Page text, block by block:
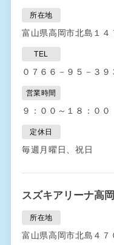
所在地
富山県高岡市北島１４
TEL
０７６６－９５－３９
営業時間
９：００～１８：００
定休日
毎週月曜日、祝日
スズキアリーナ高
所在地
富山県高岡市北島４７